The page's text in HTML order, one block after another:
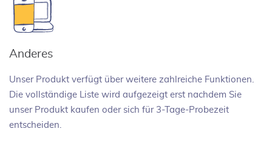
Anderes
Unser Produkt verfügt über weitere zahlreiche Funktionen.
Die vollständige Liste wird aufgezeigt erst nachdem Sie
unser Produkt kaufen oder sich für 3-Tage-Probezeit
entscheiden.